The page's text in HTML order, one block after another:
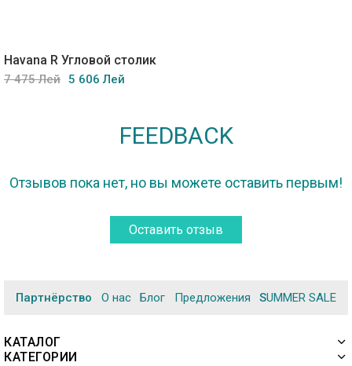
Havana R Угловой столик
7 475 Лей 5 606 Лей
FEEDBACK
Отзывов пока нет, но вы можете оставить первым!
Оставить отзыв
Партнёрство О нас Блог Предложения SUMMER SALE
КАТАЛОГ
КАТЕГОРИИ